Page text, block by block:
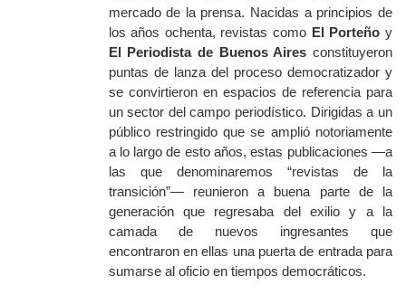
mercado de la prensa. Nacidas a principios de
los años ochenta, revistas como El Porteño y
El Periodista de Buenos Aires constituyeron
puntas de lanza del proceso democratizador y
se convirtieron en espacios de referencia para
un sector del campo periodístico. Dirigidas a un
público restringido que se amplió notoriamente
a lo largo de esto años, estas publicaciones —a
las que denominaremos “revistas de la
transición”— reunieron a buena parte de la
generación que regresaba del exilio y a la
camada de nuevos ingresantes que
encontraron en ellas una puerta de entrada para
sumarse al oficio en tiempos democráticos.